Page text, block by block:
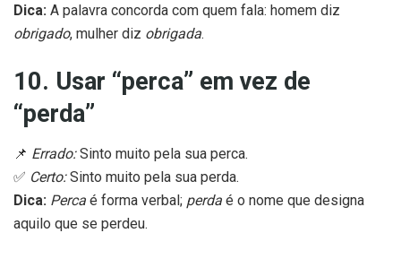
Dica: A palavra concorda com quem fala: homem diz
obrigado, mulher diz obrigada.
10. Usar “perca” em vez de
“perda”
📌 Errado:Sinto muito pela sua perca.
✅ Certo:Sinto muito pela sua perda.
Dica: Perca é forma verbal; perda é o nome que designa
aquilo que se perdeu.